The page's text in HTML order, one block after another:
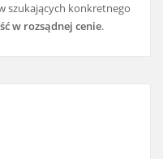
szukających konkretnego
w rozsądnej cenie.